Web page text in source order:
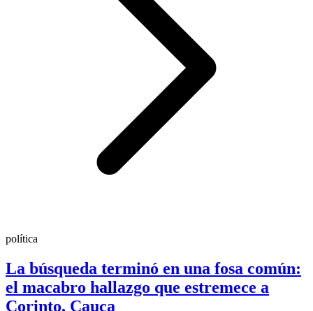
política
La búsqueda terminó en una fosa común:
el macabro hallazgo que estremece a
Corinto, Cauca